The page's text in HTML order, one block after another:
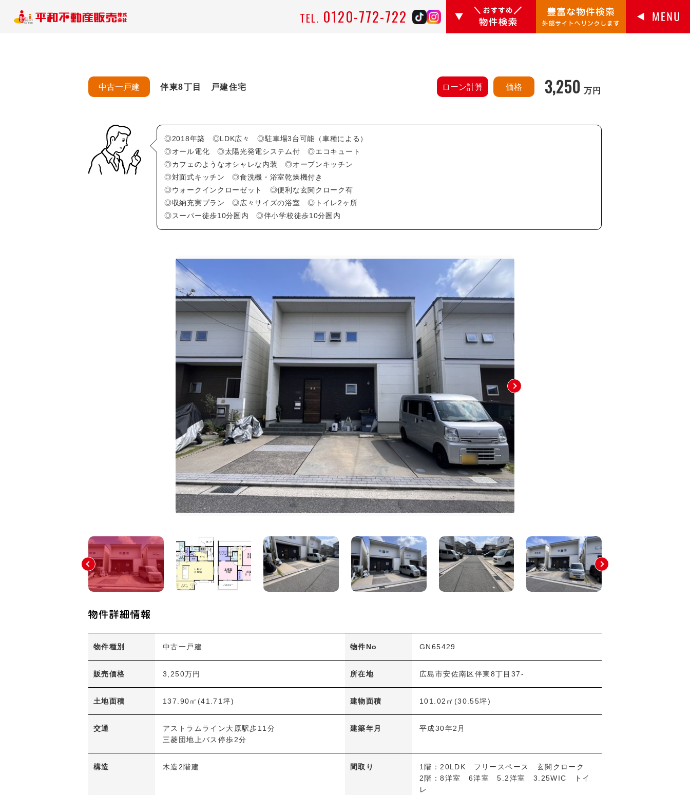
TEL. 0120-772-722
中古一戸建 伴東8丁目 戸建住宅 ローン計算 価格 3,250 万円
◎2018年築 ◎LDK広々 ◎駐車場3台可能（車種による）
◎オール電化 ◎太陽光発電システム付 ◎エコキュート
◎カフェのようなオシャレな内装 ◎オープンキッチン
◎対面式キッチン ◎食洗機・浴室乾燥機付き
◎ウォークインクローゼット ◎便利な玄関クローク有
◎収納充実プラン ◎広々サイズの浴室 ◎トイレ2ヶ所
◎スーパー徒歩10分圏内 ◎伴小学校徒歩10分圏内
物件種別 中古一戸建 物件No GN65429
販売価格 3,250万円 所在地 広島市安佐南区伴東8丁目37-
土地面積 137.90㎡(41.71坪) 建物面積 101.02㎡(30.55坪)
交通
アストラムライン大原駅歩11分
三菱団地上バス停歩2分
建築年月 平成30年2月
構造 木造2階建 間取り
1階：20LDK フリースペース 玄関クローク
2階：8洋室 6洋室 5.2洋室 3.25WIC トイ
レ